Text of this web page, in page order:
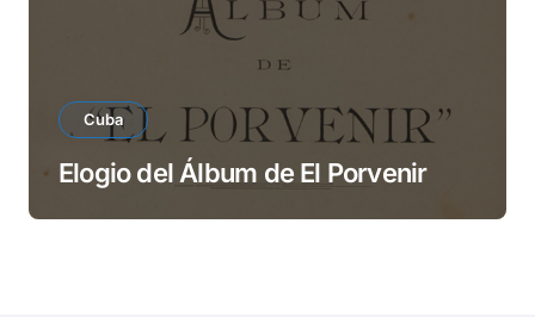
Cuba
Elogio del Álbum de El Porvenir